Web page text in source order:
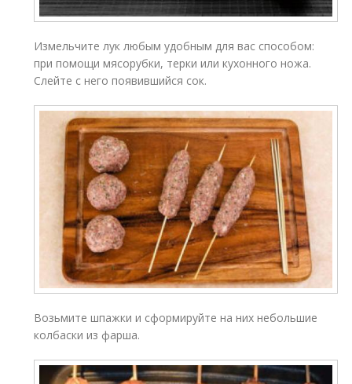
Измельчите лук любым удобным для вас способом:
при помощи мясорубки, терки или кухонного ножа.
Слейте с него появившийся сок.
Возьмите шпажки и сформируйте на них небольшие
колбаски из фарша.